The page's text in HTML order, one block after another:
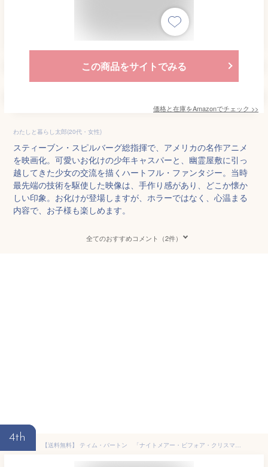
この商品をサイトでみる
価格と在庫をAmazonでチェック >>
わたしと暮らし太郎(20代・女性)
スティーブン・スピルバーグ総指揮で、アメリカの名作アニメ
を映画化。可愛いお化けの少年キャスパーと、幽霊屋敷に引っ
越してきた少女の交流を描くハートフル・ファンタジー。当時
最先端の技術を駆使した映像は、手作り感があり、どこか懐か
しい印象。お化けが登場しますが、ホラーではなく、心温まる
内容で、お子様も楽しめます。
全てのおすすめコメント（2件）
4th
【送料無料】 ティム・バートン 「ナイトメアー・ビフォア・クリスマス」（DVD）